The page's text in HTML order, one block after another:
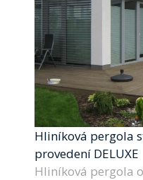
Hliníková pergola
provedení DELUXE
Hliníková pergola